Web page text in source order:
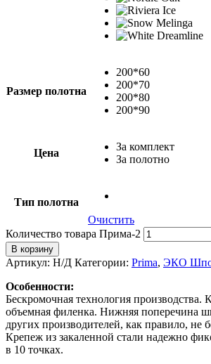
Размер полотна
200*60
200*70
200*80
200*90
Цена
За комплект
За полотно
Тип полотна
Очистить
Количество товара Прима-2
В корзину
Артикул: Н/Д Категории: Prima, ЭКО
Особенности:
Бескромочная технология производства.
объемная филенка. Нижняя поперечина
других производителей, как правило, не
Крепеж из закаленной стали надежно
в 10 точках.